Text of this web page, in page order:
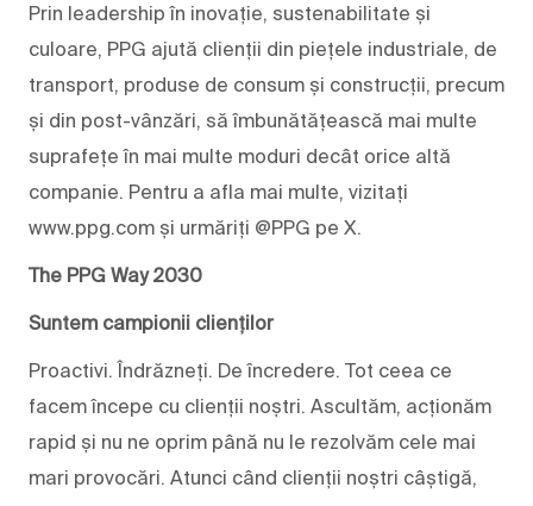
Prin leadership în inovație, sustenabilitate și
culoare, PPG ajută clienții din piețele industriale, de
transport, produse de consum și construcții, precum
și din post-vânzări, să îmbunătățească mai multe
suprafețe în mai multe moduri decât orice altă
companie. Pentru a afla mai multe, vizitați
www.ppg.com și urmăriți @PPG pe X.
The PPG Way 2030
Suntem campionii clienților
Proactivi. Îndrăzneți. De încredere. Tot ceea ce
facem începe cu clienții noștri. Ascultăm, acționăm
rapid și nu ne oprim până nu le rezolvăm cele mai
mari provocări. Atunci când clienții noștri câștigă,